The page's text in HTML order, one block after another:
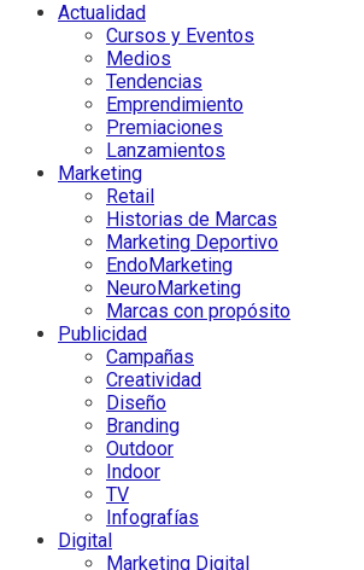
Actualidad
Cursos y Eventos
Medios
Tendencias
Emprendimiento
Premiaciones
Lanzamientos
Marketing
Retail
Historias de Marcas
Marketing Deportivo
EndoMarketing
NeuroMarketing
Marcas con propósito
Publicidad
Campañas
Creatividad
Diseño
Branding
Outdoor
Indoor
TV
Infografías
Digital
Marketing Digital